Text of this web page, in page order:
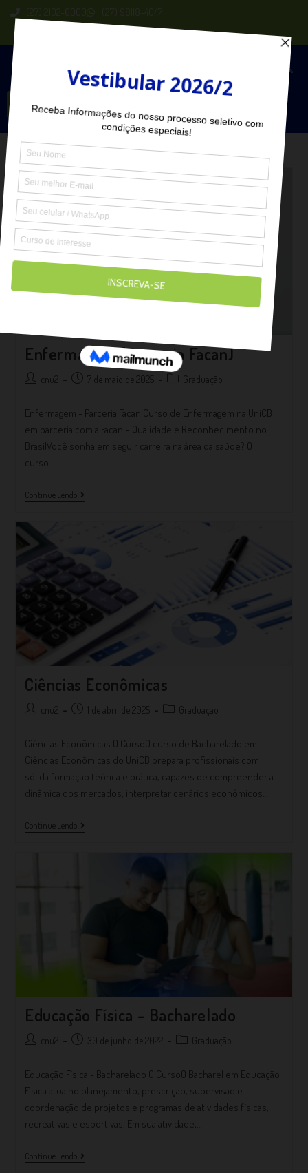
(27) 2102-6000 (27) 98118-4047
Seja Aluno
Enfermagem (Parceria Facan)
cnu2 7 de maio de 2025 Graduação
Enfermagem - Parceria Facan Curso de Enfermagem na UniCB
em parceria com a Facan – Qualidade e Reconhecimento no
BrasilVocê sonha em seguir carreira na área da saúde? O
curso…
Continue Lendo
Ciências Econômicas
cnu2 1 de abril de 2025 Graduação
Ciências Econômicas O CursoO curso de Bacharelado em
Ciências Econômicas do UniCB prepara profissionais com
sólida formação teórica e prática, capazes de compreender a
dinâmica dos mercados, interpretar cenários econômicos…
Continue Lendo
Educação Física – Bacharelado
cnu2 30 de junho de 2022 Graduação
Educação Física - Bacharelado O CursoO Bacharel em Educação
Física atua no planejamento, prescrição, supervisão e
coordenação de projetos e programas de atividades físicas,
recreativas e esportivas. Em sua atividade,…
Continue Lendo